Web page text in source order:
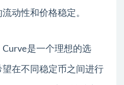
动性和价格稳定。
是一个理想的选
在不同稳定币之间进行